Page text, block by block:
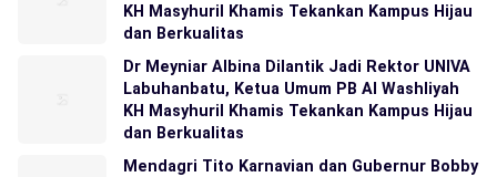
KH Masyhuril Khamis Tekankan Kampus Hijau
dan Berkualitas
Dr Meyniar Albina Dilantik Jadi Rektor UNIVA
Labuhanbatu, Ketua Umum PB Al Washliyah
KH Masyhuril Khamis Tekankan Kampus Hijau
dan Berkualitas
Mendagri Tito Karnavian dan Gubernur Bobby